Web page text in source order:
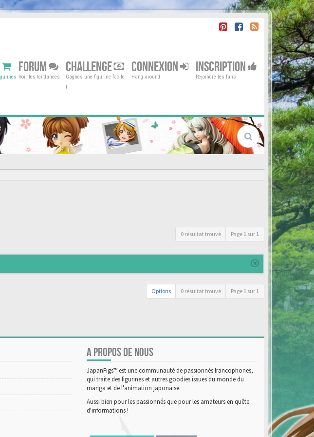
FORUM
Voir les tendances
CHALLENGE
Gagnes une figurine facile
!
CONNEXION
Hang around
INSCRIPTION
Rejoindre les fans
0 résultat trouvé Page 1 sur 1
Options 0 résultat trouvé Page 1 sur 1
A PROPOS DE NOUS
JapanFigs™ est une communauté de passionnés francophones,
qui traite des figurines et autres goodies issues du monde du
manga et de l'animation japonaise.
Aussi bien pour les passionnés que pour les amateurs en quête
d'informations !